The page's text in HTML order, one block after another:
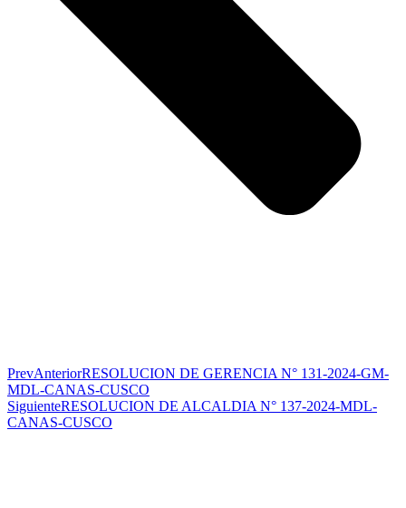
PrevAnteriorRESOLUCION DE GERENCIA N° 131-2024-GM-
MDL-CANAS-CUSCO
SiguienteRESOLUCION DE ALCALDIA N° 137-2024-MDL-
CANAS-CUSCO